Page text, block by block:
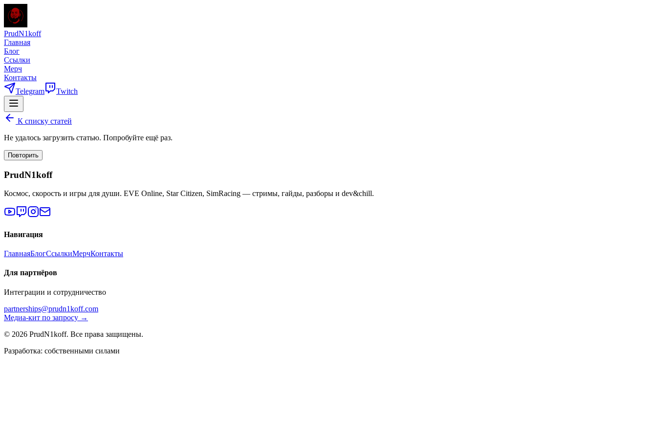
PrudN1koff
Главная
Блог
Ссылки
Мерч
Контакты
Telegram
Twitch
К списку статей
Не удалось загрузить статью. Попробуйте ещё раз.
Повторить
PrudN1koff
Космос, скорость и игры для души. EVE Online, Star Citizen, SimRacing — стримы, гайды, разборы и dev&chill.
Навигация
ГлавнаяБлогСсылкиМерчКонтакты
Для партнёров
Интеграции и сотрудничество
partnerships@prudn1koff.com
Медиа-кит по запросу →
© 2026 PrudN1koff. Все права защищены.
Разработка: собственными силами